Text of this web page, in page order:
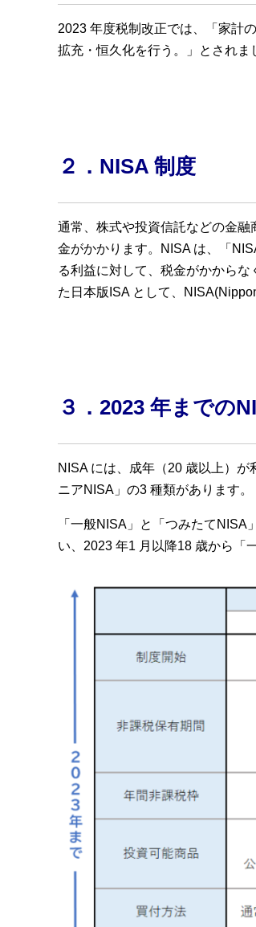
2023 年度税制改正では、「家計
拡充・恒久化を行う。」とされま
２．NISA 制度
通常、株式や投資信託などの金
金がかかります。NISA は、「
る利益に対して、税金がかから
た日本版ISA として、
３．2023 年までの
NISA には、成年（20 歳以上）
ニアNISA」の3 種類があります。
「一般NISA」と「つみたて
い、2023 年1 月以降18 歳から「